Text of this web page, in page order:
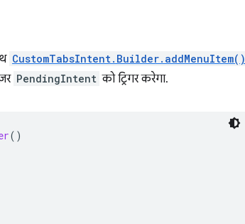
CustomTabsIntent.Builder.addMenuItem()
PendingIntent को ट्रिगर करेगा.
()